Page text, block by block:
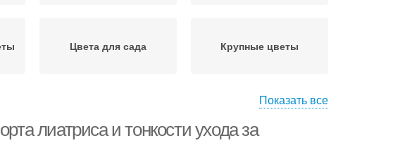
Цвета для сада Крупные цветы
Показать все
лиатриса и тонкости ухода за